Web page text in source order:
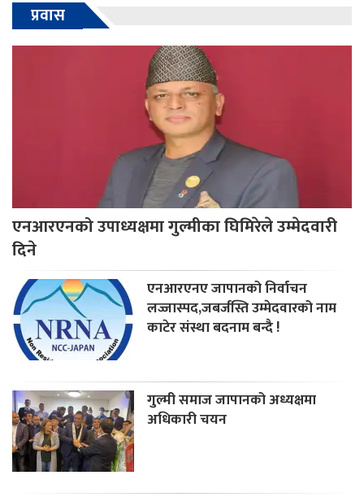
प्रवास
एनआरएनको उपाध्यक्षमा गुल्मीका घिमिरेले उम्मेदवारी
दिने
एनआरएनए जापानको निर्वाचन
लज्जास्पद,जबर्जस्ति उम्मेदवारको नाम
काटेर संस्था बदनाम बन्दै !
गुल्मी समाज जापानको अध्यक्षमा
अधिकारी चयन